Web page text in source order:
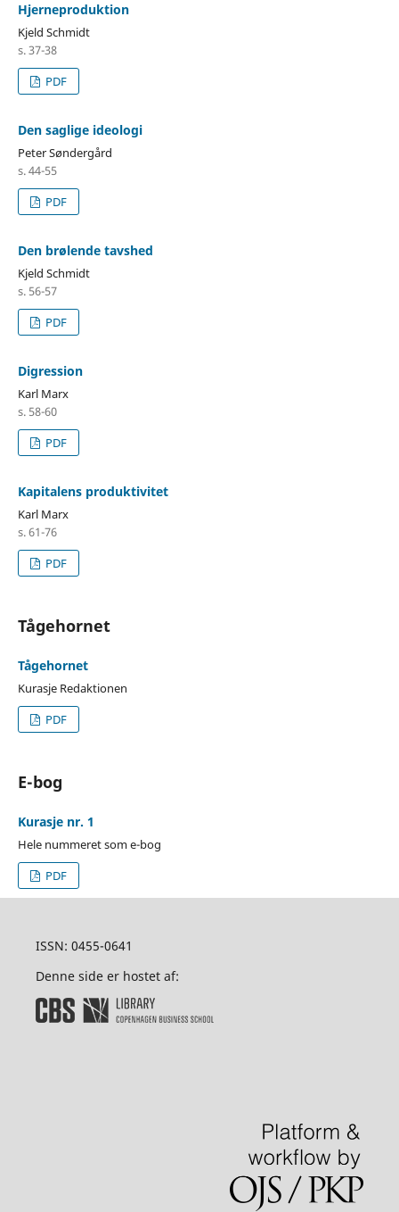
Hjerneproduktion
Kjeld Schmidt
s. 37-38
PDF
Den saglige ideologi
Peter Søndergård
s. 44-55
PDF
Den brølende tavshed
Kjeld Schmidt
s. 56-57
PDF
Digression
Karl Marx
s. 58-60
PDF
Kapitalens produktivitet
Karl Marx
s. 61-76
PDF
Tågehornet
Tågehornet
Kurasje Redaktionen
PDF
E-bog
Kurasje nr. 1
Hele nummeret som e-bog
PDF
ISSN: 0455-0641
Denne side er hostet af: